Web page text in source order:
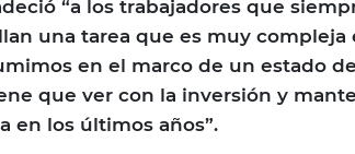
“a los trabajadores que
una tarea que es muy compleja
en el marco de un estado
que ver con la inversión y
en los últimos años”.